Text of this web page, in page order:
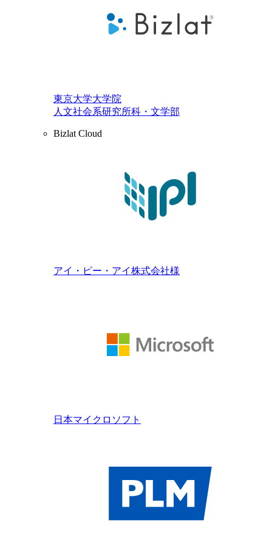
東京大学大学院
人文社会系研究所科・文学部
Bizlat Cloud
アイ・ピー・アイ株式会社様
日本マイクロソフト